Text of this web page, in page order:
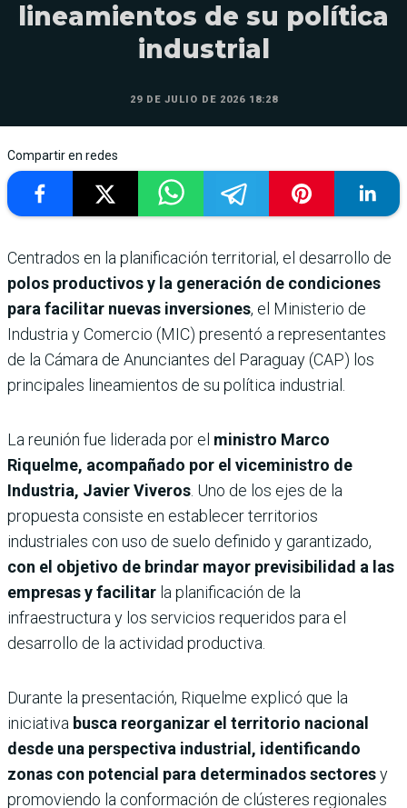
lineamientos de su política
industrial
29 DE JULIO DE 2026 18:28
Compartir en redes
Centrados en la planificación territorial, el desarrollo de
polos productivos y la generación de condiciones
para facilitar nuevas inversiones, el Ministerio de
Industria y Comercio (MIC) presentó a representantes
de la Cámara de Anunciantes del Paraguay (CAP) los
principales lineamientos de su política industrial.
La reunión fue liderada por el ministro Marco
Riquelme, acompañado por el viceministro de
Industria, Javier Viveros . Uno de los ejes de la
propuesta consiste en establecer territorios
industriales con uso de suelo definido y garantizado,
con el objetivo de brindar mayor previsibilidad a las
empresas y facilitar la planificación de la
infraestructura y los servicios requeridos para el
desarrollo de la actividad productiva.
Durante la presentación, Riquelme explicó que la
iniciativa busca reorganizar el territorio nacional
desde una perspectiva industrial, identificando
zonas con potencial para determinados sectoresy
promoviendo la conformación de clústeres regionales